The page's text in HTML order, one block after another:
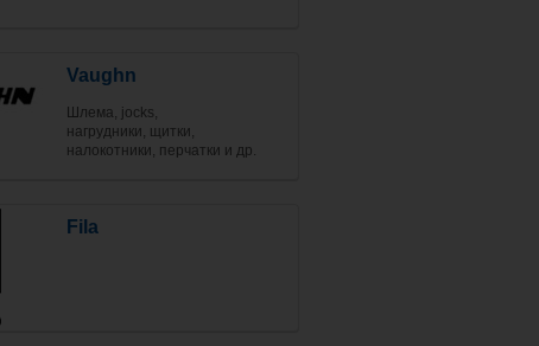
Vaughn
Шлема, jocks,
нагрудники, щитки,
налокотники, перчатки и др.
Fila